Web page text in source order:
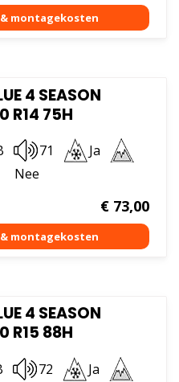
4 SEASON
R14 75H
71
Ja
Nee
€73,00
4 SEASON
R15 88H
72
Ja